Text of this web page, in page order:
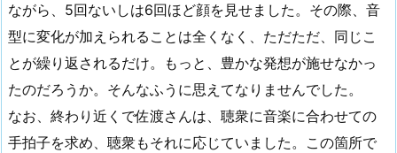
ながら、5回ないしは6回ほど顔を見せました。その際、音
型に変化が加えられることは全くなく、ただただ、同じこ
とが繰り返されるだけ。もっと、豊かな発想が施せなかっ
たのだろうか。そんなふうに思えてなりませんでした。
なお、終わり近くで佐渡さんは、聴衆に音楽に合わせての
手拍子を求め、聴衆もそれに応じていました。この箇所で